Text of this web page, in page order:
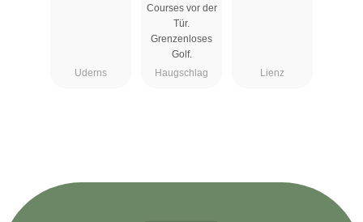
Uderns
Courses vor der
Tür.
Grenzenloses
Golf.
Haugschlag
Lienz